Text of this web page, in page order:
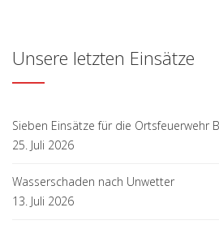
Unsere letzten Einsätze
Sieben Einsätze für die Ortsfeuerwehr
25. Juli 2026
Wasserschaden nach Unwetter
13. Juli 2026